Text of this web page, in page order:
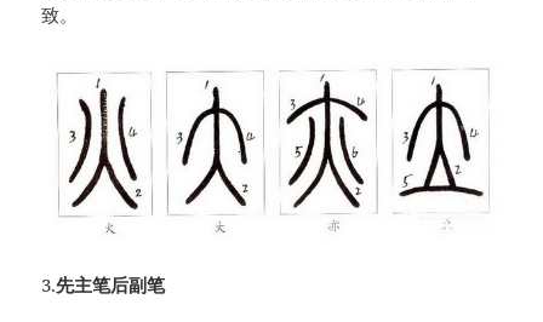
致。
3.先主笔后副笔